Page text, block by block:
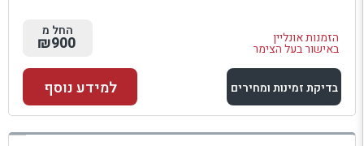
הזמנות אונליין
באישור בעל הצימר
החל מ
₪900
בדיקת זמינות ומחירים
למתחם זה
למידע נוסף